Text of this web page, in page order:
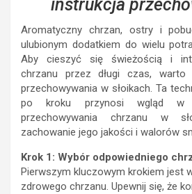
instrukcja
Aromatyczny chrzan, ostry i
ulubionym dodatkiem do wielu
Aby cieszyć się świeżością i
chrzanu przez długi czas,
przechowywania w słoikach. Ta
po kroku przynosi wgląd w
przechowywania chrzanu w
zachowanie jego jakości i walorów
Krok 1: Wybór odpowiedniego
Pierwszym kluczowym krokiem jest
zdrowego chrzanu. Upewnij się, że